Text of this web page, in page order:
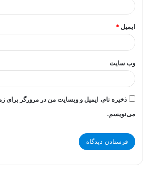
ایمیل *
وب‌ سایت
ذخیره نام، ایمیل و وبسایت من در مرورگر برای
می‌نویسم.